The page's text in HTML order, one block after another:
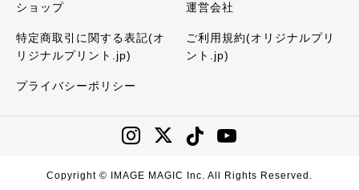
ショップ 運営会社
特定商取引に関する表記(オ
リジナルプリント.jp)
ご利用規約(オリジナルプリ
ント.jp)
プライバシーポリシー
Copyright © IMAGE MAGIC Inc. All Rights Reserved.